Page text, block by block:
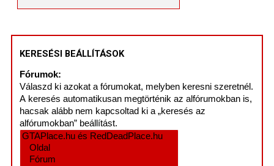
KERESÉSI BEÁLLÍTÁSOK
Fórumok:
Válaszd ki azokat a fórumokat, melyben keresni szeretnél.
A keresés automatikusan megtörténik az alfórumokban is,
hacsak alább nem kapcsoltad ki a „keresés az
alfórumokban” beállítást.